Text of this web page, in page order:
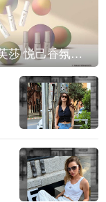
IPSA茵芙莎 悦己香氛凝露上市